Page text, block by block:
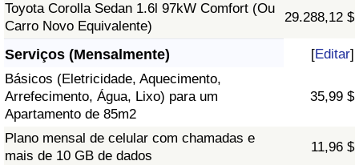
Toyota Corolla Sedan 1.6l 97kW Comfort (Ou
Carro Novo Equivalente)
29.288,12 $
Serviços (Mensalmente) [Editar]
Básicos (Eletricidade, Aquecimento,
Arrefecimento, Água, Lixo) para um
Apartamento de 85m2
35,99 $
Plano mensal de celular com chamadas e
mais de 10 GB de dados
11,96 $